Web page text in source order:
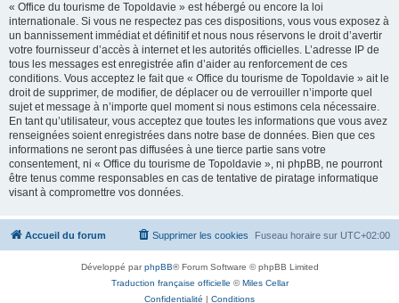
« Office du tourisme de Topoldavie » est hébergé ou encore la loi
internationale. Si vous ne respectez pas ces dispositions, vous vous exposez à
un bannissement immédiat et définitif et nous nous réservons le droit d’avertir
votre fournisseur d’accès à internet et les autorités officielles. L’adresse IP de
tous les messages est enregistrée afin d’aider au renforcement de ces
conditions. Vous acceptez le fait que « Office du tourisme de Topoldavie » ait le
droit de supprimer, de modifier, de déplacer ou de verrouiller n’importe quel
sujet et message à n’importe quel moment si nous estimons cela nécessaire.
En tant qu’utilisateur, vous acceptez que toutes les informations que vous avez
renseignées soient enregistrées dans notre base de données. Bien que ces
informations ne seront pas diffusées à une tierce partie sans votre
consentement, ni « Office du tourisme de Topoldavie », ni phpBB, ne pourront
être tenus comme responsables en cas de tentative de piratage informatique
visant à compromettre vos données.
Accueil du forum Fuseau horaire sur UTC+02:00
Supprimer les cookies
Développé parphpBB® Forum Software © phpBB Limited
Traduction française officielle ©Miles Cellar
Confidentialité | Conditions